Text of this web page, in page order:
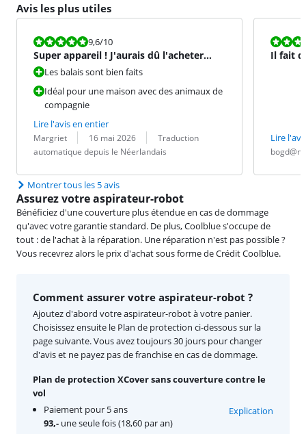
Avis les plus utiles
La note est 9,6 sur 10.
9,6/10
Super appareil ! J'aurais dû l'acheter
bien plus tôt.
Les balais sont bien faits
Idéal pour une maison avec des animaux de
compagnie
Lire l'avis en entier
Évaluation par :
Margriet
Date : 16 mai 2026
Traduction :
Traduction
automatique depuis le Néerlandais
La note est
Il fait
Lire
Évaluation
bogd@n
Date :
Montrer tous les 5 avis
Assurez votre aspirateur-robot
Bénéficiez d'une couverture plus étendue en cas de dommage
qu'avec votre garantie standard. De plus, Coolblue s'occupe de
tout : de l'achat à la réparation. Une réparation n'est pas possible ?
Vous recevrez alors le prix d'achat sous forme de Crédit Coolblue.
Comment assurer votre aspirateur-robot ?
Ajoutez d'abord votre aspirateur-robot à votre panier.
Choisissez ensuite le Plan de protection ci-dessous sur la
page suivante. Vous avez toujours 30 jours pour changer
d'avis et ne payez pas de franchise en cas de dommage.
Plan de protection XCover sans couverture contre le
vol
Paiement pour 5 ans
93,- une seule fois (18,60 par an)
Explication